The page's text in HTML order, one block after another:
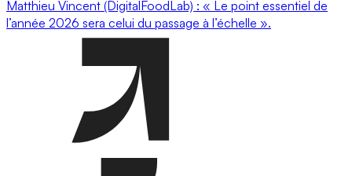
Matthieu Vincent (DigitalFoodLab) : « Le point essentiel de
l’année 2026 sera celui du passage à l’échelle ».